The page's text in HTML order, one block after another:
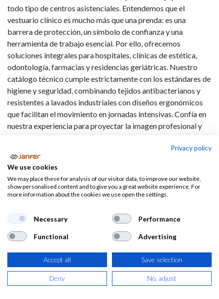
todo tipo de centros asistenciales. Entendemos que el
vestuario clínico es mucho más que una prenda: es una
barrera de protección, un símbolo de confianza y una
herramienta de trabajo esencial. Por ello, ofrecemos
soluciones integrales para hospitales, clínicas de estética,
odontología, farmacias y residencias geriátricas. Nuestro
catálogo técnico cumple estrictamente con los estándares de
higiene y seguridad, combinando tejidos antibacterianos y
resistentes a lavados industriales con diseños ergonómicos
que facilitan el movimiento en jornadas intensivas. Confía en
nuestra experiencia para proyectar la imagen profesional y
siempre el máximo confort y protección para tu equipo.
¿Lo tienes
Privacy policy
We use cookies
We may place these for analysis of our visitor data, to improve our website,
show personalised content and to give you a great website experience. For
more information about the cookies we use open the settings.
Necessary Performance
Functional Advertising
Accept all Save selection
Deny No, adjust